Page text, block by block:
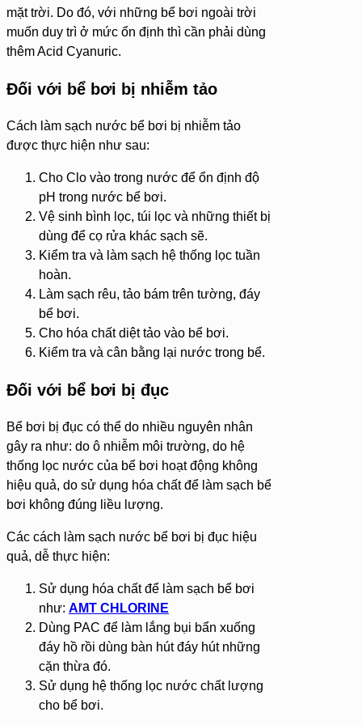
mặt trời. Do đó, với những bể bơi ngoài trời
muốn duy trì ở mức ổn định thì cần phải dùng
thêm Acid Cyanuric.
Đối với bể bơi bị nhiễm tảo
Cách làm sạch nước bể bơi bị nhiễm tảo
được thực hiện như sau:
Cho Clo vào trong nước để ổn định độ
pH trong nước bể bơi.
Vệ sinh bình lọc, túi lọc và những thiết bị
dùng để cọ rửa khác sạch sẽ.
Kiểm tra và làm sạch hệ thống lọc tuần
hoàn.
Làm sạch rêu, tảo bám trên tường, đáy
bể bơi.
Cho hóa chất diệt tảo vào bể bơi.
Kiểm tra và cân bằng lại nước trong bể.
Đối với bể bơi bị đục
Bể bơi bị đục có thể do nhiều nguyên nhân
gây ra như: do ô nhiễm môi trường, do hệ
thống lọc nước của bể bơi hoạt động không
hiệu quả, do sử dụng hóa chất để làm sạch bể
bơi không đúng liều lượng.
Các cách làm sạch nước bể bơi bị đục hiệu
quả, dễ thực hiện:
Sử dụng hóa chất để làm sạch bể bơi
như: AMT CHLORINE
Dùng PAC để làm lắng bụi bẩn xuống
đáy hồ rồi dùng bàn hút đáy hút những
cặn thừa đó.
Sử dụng hệ thống lọc nước chất lượng
cho bể bơi.